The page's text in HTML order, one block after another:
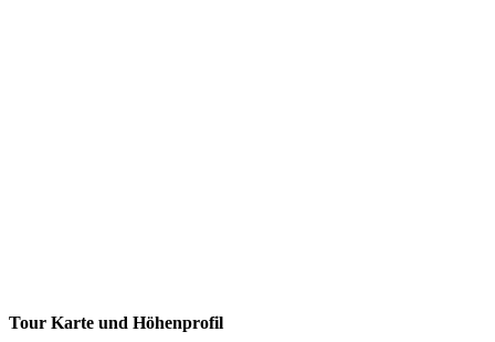
Tour Karte und Höhenprofil